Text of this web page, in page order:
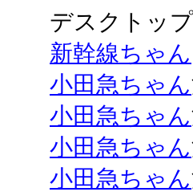
デスクトッ
新幹線ちゃん
小田急ちゃん
小田急ちゃん
小田急ちゃん
小田急ちゃん